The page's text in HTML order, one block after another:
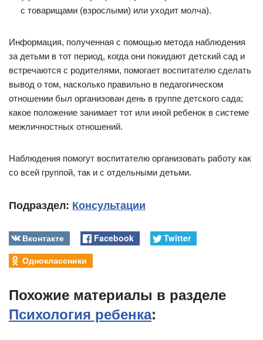
с товарищами (взрослыми) или уходит молча).
Информация, полученная с помощью метода наблюдения
за детьми в тот период, когда они покидают детский сад и
встречаются с родителями, помогает воспитателю сделать
вывод о том, насколько правильно в педагогическом
отношении был организован день в группе детского сада;
какое положение занимает тот или иной ребенок в системе
межличностных отношений.
Наблюдения помогут воспитателю организовать работу как
со всей группой, так и с отдельными детьми.
Подраздел: Консультации
Вконтакте Facebook
Twitter
Одноклассники
Похожие материалы в разделе
Психология ребенка: